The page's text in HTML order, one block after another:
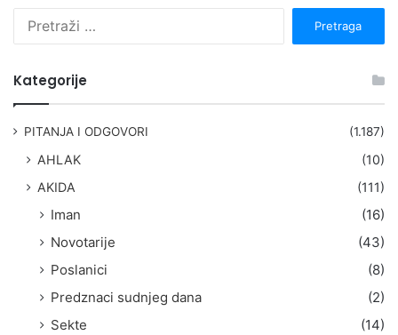
Kategorije
PITANJA I ODGOVORI (1.187)
AHLAK
(10)
AKIDA
(111)
Iman
(16)
Novotarije
(43)
Poslanici
(8)
Predznaci sudnjeg dana
(2)
Sekte
(14)